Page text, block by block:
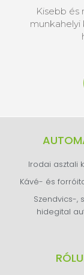
Kisebb és
Irodai asztali
Kávé- és
Szendvics-,
hidegital